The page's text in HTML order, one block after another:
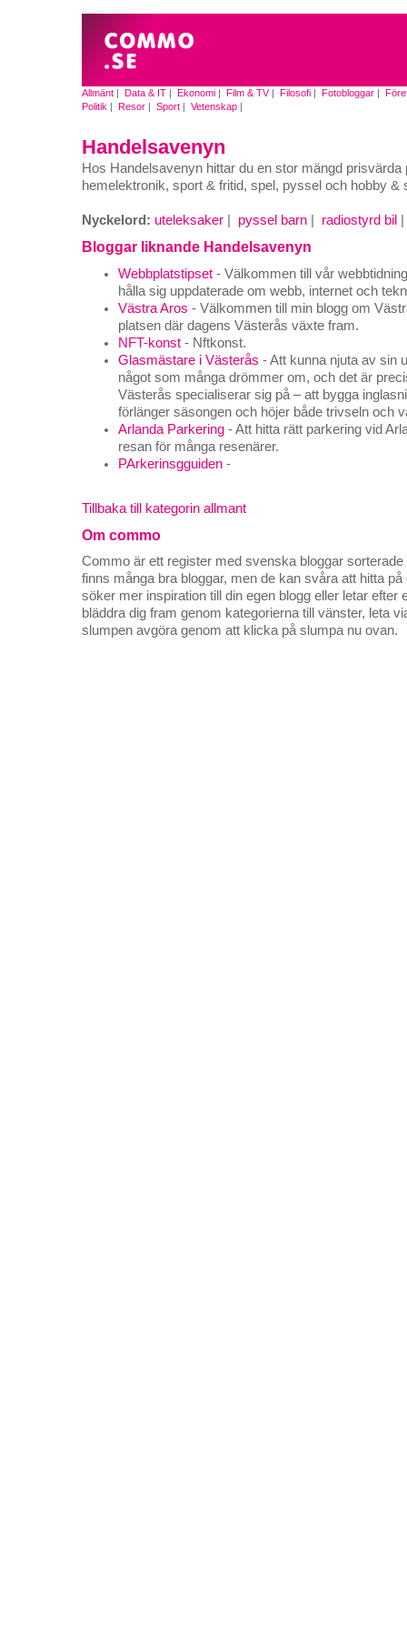
Allmänt | Data & IT | Ekonomi | Film & TV| Filosofi | Fotobloggar |
Politik | Resor | Sport | Vetenskap |
Handelsavenyn
Hos Handelsavenyn hittar du en stor mängd
hemelektronik, sport & fritid, spel, pyssel och hobby &
Nyckelord: uteleksaker pyssel barn radiostyrd bil
Bloggar liknande Handelsavenyn
Webbplatstipset - Välkommen till vår
hålla sig uppdaterade om webb, internet och
Västra Aros - Välkommen till min blogg om
platsen där dagens Västerås växte fram.
NFT-konst - Nftkonst.
Glasmästare i Västerås - Att kunna njuta av sin
något som många drömmer om, och det är
Västerås specialiserar sig på – att bygga
förlänger säsongen och höjer både trivseln och
Arlanda Parkering - Att hitta rätt parkering vid
resan för många resenärer.
PArkerinsgguiden -
Tillbaka till kategorin allmant
Om commo
Commo är ett register med svenska bloggar sorterade
finns många bra bloggar, men de kan svåra att hitta
söker mer inspiration till din egen blogg eller letar efter
bläddra dig fram genom kategorierna till vänster, leta
slumpen avgöra genom att klicka på slumpa nu ovan.